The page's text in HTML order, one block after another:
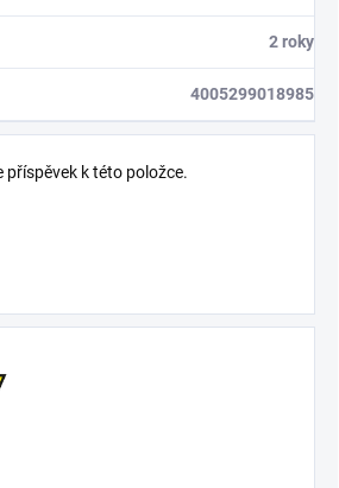
2 roky
4005299018985
příspěvek k této položce.